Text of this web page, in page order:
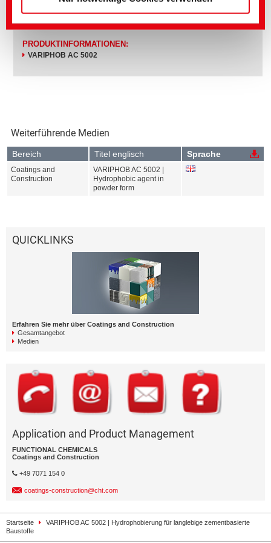
PRODUKTINFORMATIONEN:
VARIPHOB AC 5002
Weiterführende Medien
Bereich Titel englisch Sprache
Coatings and
Construction
VARIPHOB AC 5002 |
Hydrophobic agent in
powder form
QUICKLINKS
Erfahren Sie mehr über Coatings and Construction
Gesamtangebot
Medien
Application and Product Management
FUNCTIONAL CHEMICALS
Coatings and Construction
+49 7071 154 0
coatings-construction@cht.com
Startseite
VARIPHOB AC 5002 | Hydrophobierung für langlebige zementbasierte
Baustoffe